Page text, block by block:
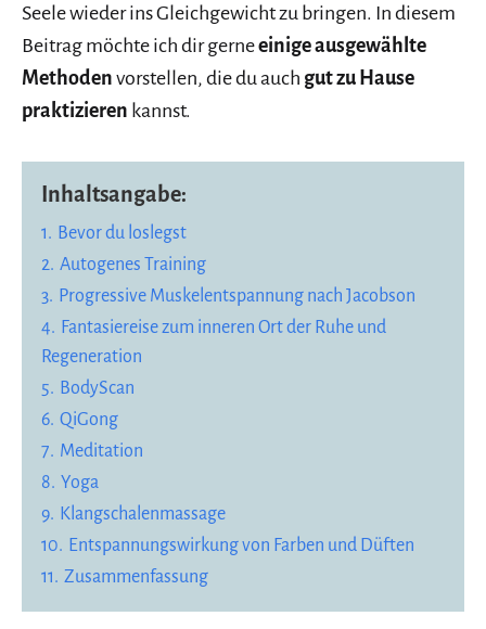
Seele wieder ins Gleichgewicht zu bringen. In diesem
Beitrag möchte ich dir gerneeinige ausgewählte
Methoden vorstellen, die du auch gut zu Hause
praktizieren kannst.
Inhaltsangabe:
1. Bevor du loslegst
2. Autogenes Training
3. Progressive Muskelentspannung nach Jacobson
4. Fantasiereise zum inneren Ort der Ruhe und
Regeneration
5. BodyScan
6. QiGong
7. Meditation
8. Yoga
9. Klangschalenmassage
10. Entspannungswirkung von Farben und Düften
11. Zusammenfassung